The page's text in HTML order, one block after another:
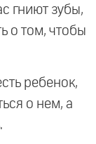
гниют зубы,
о том, чтобы
ребенок,
о нем, а